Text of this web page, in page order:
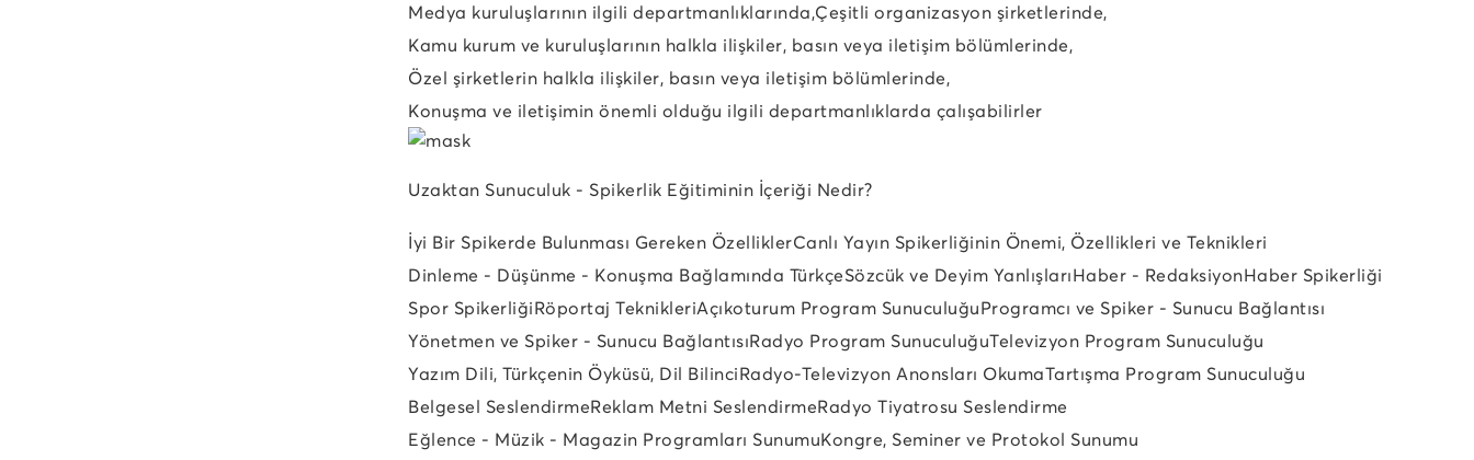
Medya kuruluşlarının ilgili departmanlıklarında,Çeşitli organizasyon şirketlerinde,
Kamu kurum ve kuruluşlarının halkla ilişkiler, basın veya iletişim bölümlerinde,
Özel şirketlerin halkla ilişkiler, basın veya iletişim bölümlerinde,
Konuşma ve iletişimin önemli olduğu ilgili departmanlıklarda çalışabilirler
Uzaktan Sunuculuk - Spikerlik Eğitiminin İçeriği Nedir?
İyi Bir Spikerde Bulunması Gereken ÖzelliklerCanlı Yayın Spikerliğinin Önemi, Özellikleri ve Teknikleri
Dinleme - Düşünme - Konuşma Bağlamında TürkçeSözcük ve Deyim YanlışlarıHaber - RedaksiyonHaber Spikerliği
Spor SpikerliğiRöportaj TeknikleriAçıkoturum Program SunuculuğuProgramcı ve Spiker - Sunucu Bağlantısı
Yönetmen ve Spiker - Sunucu BağlantısıRadyo Program SunuculuğuTelevizyon Program Sunuculuğu
Yazım Dili, Türkçenin Öyküsü, Dil BilinciRadyo-Televizyon Anonsları OkumaTartışma Program Sunuculuğu
Belgesel SeslendirmeReklam Metni SeslendirmeRadyo Tiyatrosu Seslendirme
Eğlence - Müzik - Magazin Programları SunumuKongre, Seminer ve Protokol Sunumu